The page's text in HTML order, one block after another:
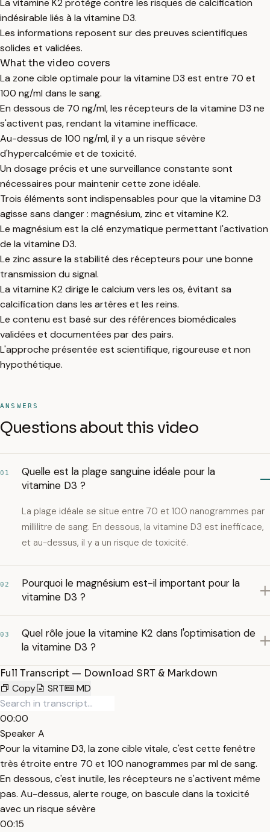
La vitamine K2 protège contre les risques de calcification
indésirable liés à la vitamine D3.
Les informations reposent sur des preuves scientifiques
solides et validées.
What the video covers
La zone cible optimale pour la vitamine D3 est entre 70 et
100 ng/ml dans le sang.
En dessous de 70 ng/ml, les récepteurs de la vitamine D3 ne
s'activent pas, rendant la vitamine inefficace.
Au-dessus de 100 ng/ml, il y a un risque sévère
d'hypercalcémie et de toxicité.
Un dosage précis et une surveillance constante sont
nécessaires pour maintenir cette zone idéale.
Trois éléments sont indispensables pour que la vitamine D3
agisse sans danger : magnésium, zinc et vitamine K2.
Le magnésium est la clé enzymatique permettant l'activation
de la vitamine D3.
Le zinc assure la stabilité des récepteurs pour une bonne
transmission du signal.
La vitamine K2 dirige le calcium vers les os, évitant sa
calcification dans les artères et les reins.
Le contenu est basé sur des références biomédicales
validées et documentées par des pairs.
L'approche présentée est scientifique, rigoureuse et non
hypothétique.
ANSWERS
Questions about this video
01
Quelle est la plage sanguine idéale pour la
vitamine D3 ?
La plage idéale se situe entre 70 et 100 nanogrammes par
millilitre de sang. En dessous, la vitamine D3 est inefficace,
et au-dessus, il y a un risque de toxicité.
02
Pourquoi le magnésium est-il important pour la
vitamine D3 ?
03
Quel rôle joue la vitamine K2 dans l'optimisation de
la vitamine D3 ?
Full Transcript — Download SRT & Markdown
Copy
SRT MD
00:00
Speaker A
Pour la vitamine D3, la zone cible vitale, c'est cette fenêtre
très étroite entre 70 et 100 nanogrammes par ml de sang.
En dessous, c'est inutile, les récepteurs ne s'activent même
pas. Au-dessus, alerte rouge, on bascule dans la toxicité
avec un risque sévère
00:15